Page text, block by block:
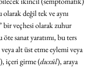
değil tek ve aynı
bir veçhesi olarak zuhur
sanat yaratımı, bu ters
alt üst etme eylemi veya
), içeri girme (duxūl), araya